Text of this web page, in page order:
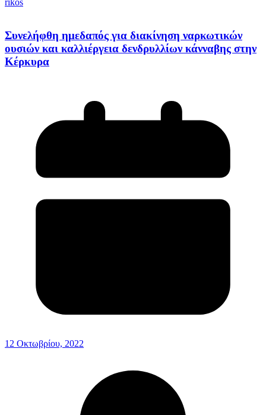
Συνελήφθη ημεδαπός για διακίνηση ναρκωτικών
ουσιών και καλλιέργεια δενδρυλλίων κάνναβης στην
Κέρκυρα
12 Οκτωβρίου, 2022